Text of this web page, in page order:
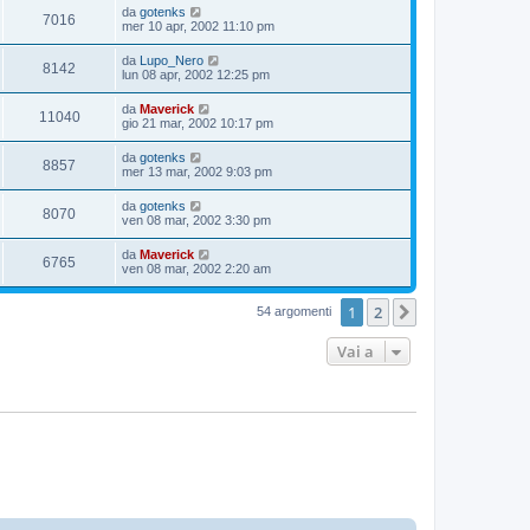
7016 da gotenks
mer 10 apr, 2002 11:10 pm
8142 da Lupo_Nero
lun 08 apr, 2002 12:25 pm
11040 da Maverick
gio 21 mar, 2002 10:17 pm
8857 da gotenks
mer 13 mar, 2002 9:03 pm
8070 da gotenks
ven 08 mar, 2002 3:30 pm
6765 da Maverick
ven 08 mar, 2002 2:20 am
54 argomenti 1 2
Vai a